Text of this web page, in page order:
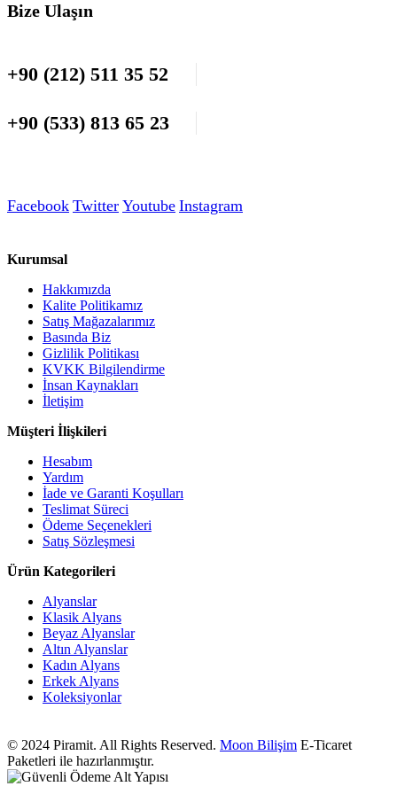
Bize Ulaşın
+90 (212) 511 35 52
+90 (533) 813 65 23
Facebook Twitter Youtube Instagram
Kurumsal
Hakkımızda
Kalite Politikamız
Satış Mağazalarımız
Basında Biz
Gizlilik Politikası
KVKK Bilgilendirme
İnsan Kaynakları
İletişim
Müşteri İlişkileri
Hesabım
Yardım
İade ve Garanti Koşulları
Teslimat Süreci
Ödeme Seçenekleri
Satış Sözleşmesi
Ürün Kategorileri
Alyanslar
Klasik Alyans
Beyaz Alyanslar
Altın Alyanslar
Kadın Alyans
Erkek Alyans
Koleksiyonlar
© 2024 Piramit. All Rights Reserved. Moon Bilişim E-Ticaret
Paketleri ile hazırlanmıştır.